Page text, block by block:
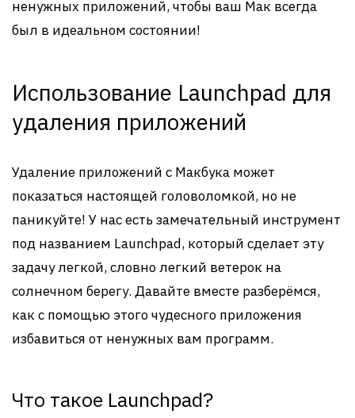
ненужных приложений, чтобы ваш Мак всегда
был в идеальном состоянии!
Использование Launchpad для
удаления приложений
Удаление приложений с Макбука может
показаться настоящей головоломкой, но не
паникуйте! У нас есть замечательный инструмент
под названием Launchpad, который сделает эту
задачу легкой, словно легкий ветерок на
солнечном берегу. Давайте вместе разберёмся,
как с помощью этого чудесного приложения
избавиться от ненужных вам программ.
Что такое Launchpad?